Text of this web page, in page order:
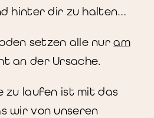
hinter dir zu halten…
setzen alle nuram
an der Ursache.
zu laufen ist mit das
wir von unseren